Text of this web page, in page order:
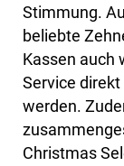
Stimmung.
beliebte
Kassen auch
Service
werden.
Christmas